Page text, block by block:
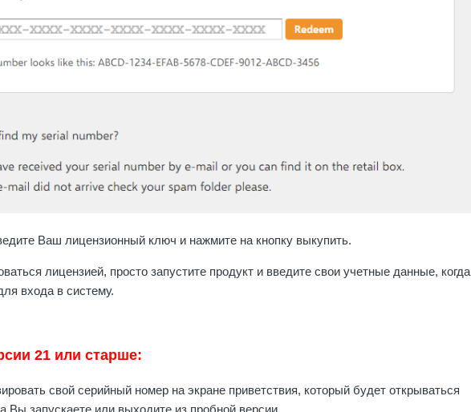
Ваш лицензионный ключ и нажмите на кнопку выкупить.
лицензией, просто запустите продукт и введите свои учетные данные, когда
входа в систему.
21 или старше:
свой серийный номер на экране приветствия, который будет открываться
Вы запускаете или выходите из пробной версии.